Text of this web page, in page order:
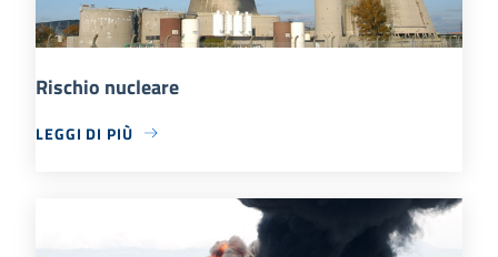
Rischio nucleare
LEGGI DI PIÙ